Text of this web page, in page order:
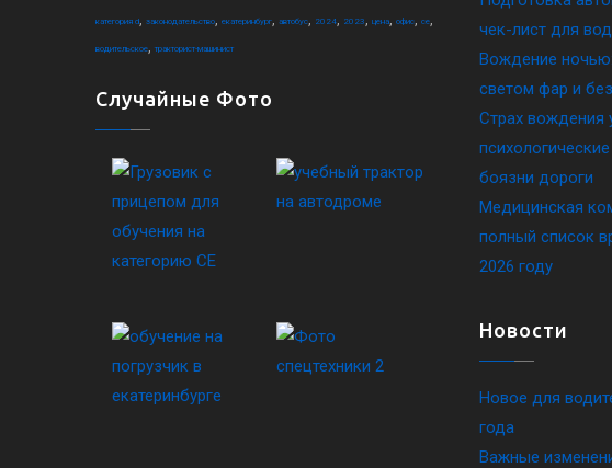
категория d, законодательство, екатеринбург, автобус, 2024, 2023, цена, офис, ce,
водительское, тракторист-машинист
Случайные Фото
чек-лист для
Вождение
светом фар и
Страх вождения
боязни дороги
Медицинская
полный список
2026 году
Новости
Новое для
года
Важные